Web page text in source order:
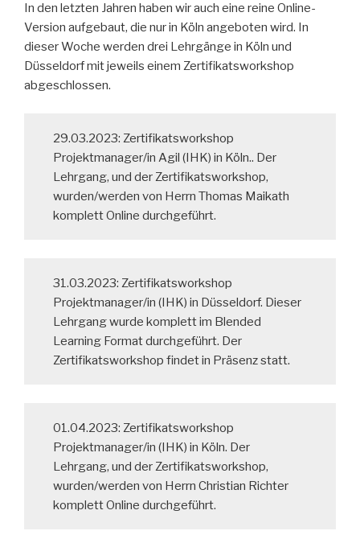
In den letzten Jahren haben wir auch eine reine Online-
Version aufgebaut, die nur in Köln angeboten wird. In
dieser Woche werden drei Lehrgänge in Köln und
Düsseldorf mit jeweils einem Zertifikatsworkshop
abgeschlossen.
29.03.2023: Zertifikatsworkshop
Projektmanager/in Agil (IHK) in Köln.. Der
Lehrgang, und der Zertifikatsworkshop,
wurden/werden von Herrn Thomas Maikath
komplett Online durchgeführt.
31.03.2023: Zertifikatsworkshop
Projektmanager/in (IHK) in Düsseldorf. Dieser
Lehrgang wurde komplett im Blended
Learning Format durchgeführt. Der
Zertifikatsworkshop findet in Präsenz statt.
01.04.2023: Zertifikatsworkshop
Projektmanager/in (IHK) in Köln. Der
Lehrgang, und der Zertifikatsworkshop,
wurden/werden von Herrn Christian Richter
komplett Online durchgeführt.